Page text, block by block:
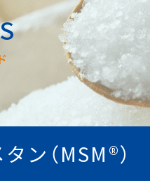
ン（MSM®）